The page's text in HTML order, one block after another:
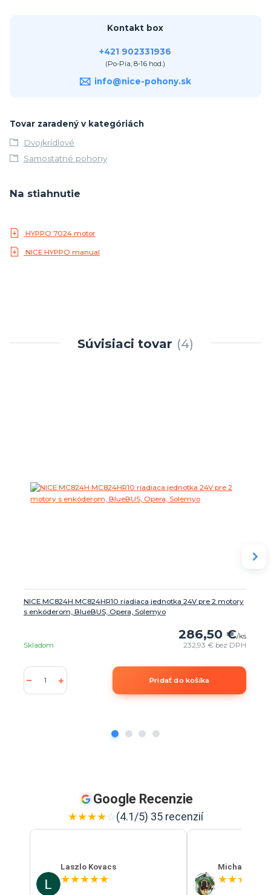
Kontakt box
+421 902331936
(Po-Pia, 8-16 hod.)
info@nice-pohony.sk
Tovar zaradený v kategóriách
Dvojkrídlové
Samostatné pohony
Na stiahnutie
HYPPO 7024 motor
NICE HYPPO manual
Súvisiaci tovar 4
NICE MC824H MC824HR10 riadiaca jednotka 24V pre 2 motory
s enkóderom, BlueBUS, Opera, Solemyo
286,50 €/ks
232,93 € bez DPH
Skladom
Pridať do košíka
Google Recenzie
★★★★☆(4.1/5) 35 recenzií
Laszlo Kovacs
★★★★★
Michal Szabo
★★★